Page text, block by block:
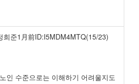
희준1月前ID:I5MDM4MTQ(15/23)
인 수준으로는 이해하기 어려울지도